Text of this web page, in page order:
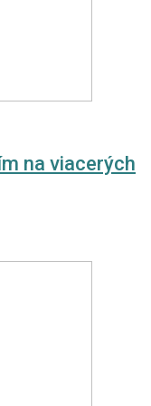
na viacerých